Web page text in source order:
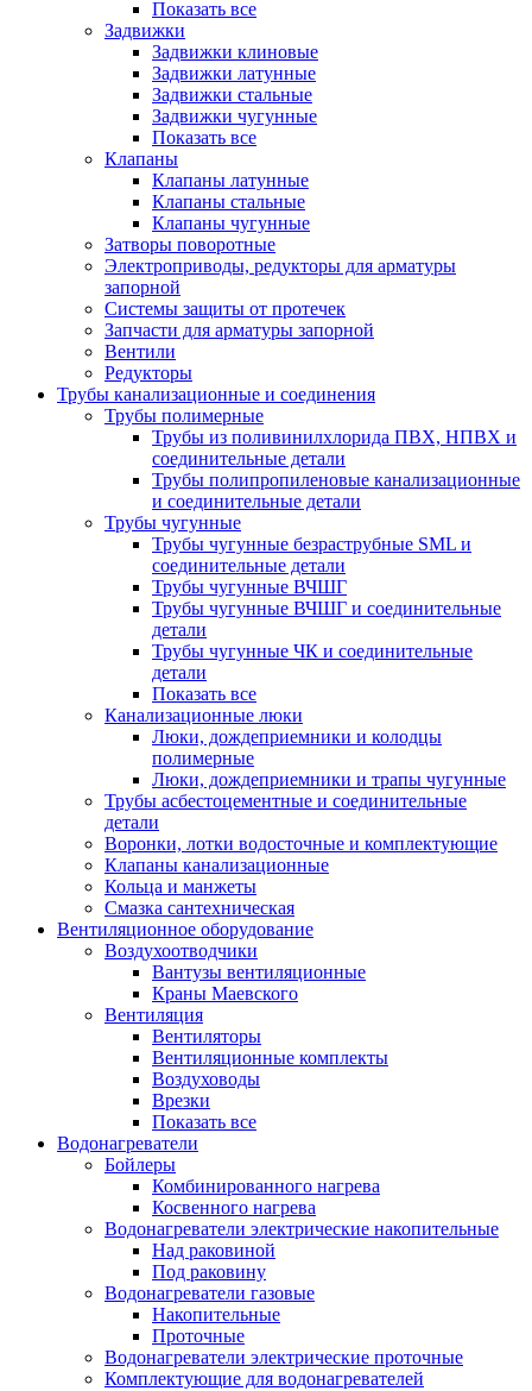
Показать все
Задвижки
Задвижки клиновые
Задвижки латунные
Задвижки стальные
Задвижки чугунные
Показать все
Клапаны
Клапаны латунные
Клапаны стальные
Клапаны чугунные
Затворы поворотные
Электроприводы, редукторы для арматуры
запорной
Системы защиты от протечек
Запчасти для арматуры запорной
Вентили
Редукторы
Трубы канализационные и соединения
Трубы полимерные
Трубы из поливинилхлорида ПВХ, НПВХ и
соединительные детали
Трубы полипропиленовые канализационные
и соединительные детали
Трубы чугунные
Трубы чугунные безраструбные SML и
соединительные детали
Трубы чугунные ВЧШГ
Трубы чугунные ВЧШГ и соединительные
детали
Трубы чугунные ЧК и соединительные
детали
Показать все
Канализационные люки
Люки, дождеприемники и колодцы
полимерные
Люки, дождеприемники и трапы чугунные
Трубы асбестоцементные и соединительные
детали
Воронки, лотки водосточные и комплектующие
Клапаны канализационные
Кольца и манжеты
Смазка сантехническая
Вентиляционное оборудование
Воздухоотводчики
Вантузы вентиляционные
Краны Маевского
Вентиляция
Вентиляторы
Вентиляционные комплекты
Воздуховоды
Врезки
Показать все
Водонагреватели
Бойлеры
Комбинированного нагрева
Косвенного нагрева
Водонагреватели электрические накопительные
Над раковиной
Под раковину
Водонагреватели газовые
Накопительные
Проточные
Водонагреватели электрические проточные
Комплектующие для водонагревателей